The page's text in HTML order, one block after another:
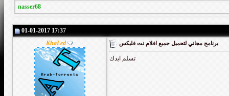
nasser68
01-01-2017 17:37
KhaLed
برنامج مجاني لتحميل جميع افلام نت فليكس
تسلم ايدك